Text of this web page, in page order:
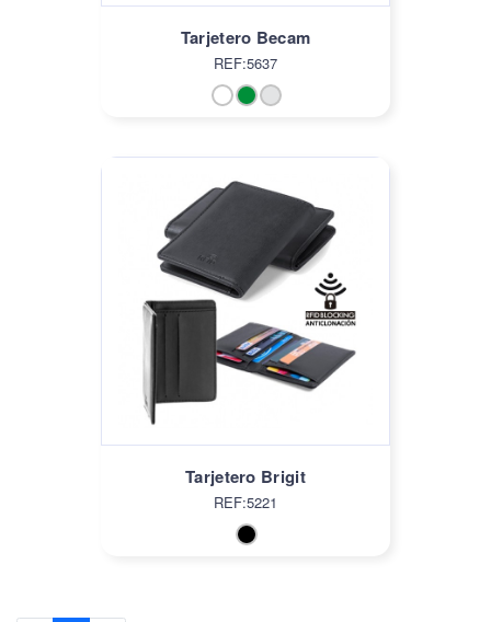
Tarjetero Becam
REF:5637
Tarjetero Brigit
REF:5221